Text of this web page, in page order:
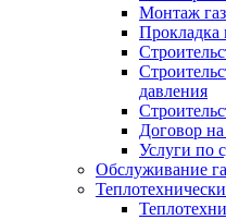
Монтаж
Прокладка
давления
Договор на
Услуги по
Обслуживание